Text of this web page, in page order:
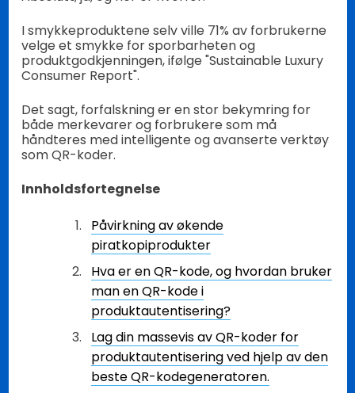
I smykkeproduktene selv ville 71% av forbrukerne
velge et smykke for sporbarheten og
produktgodkjenningen, ifølge "Sustainable Luxury
Consumer Report".
Det sagt, forfalskning er en stor bekymring for
både merkevarer og forbrukere som må
håndteres med intelligente og avanserte verktøy
som QR-koder.
Innholdsfortegnelse
Påvirkning av økende
piratkopiprodukter
Hva er en QR-kode, og hvordan bruker
man en QR-kode i
produktautentisering?
Lag din massevis av QR-koder for
produktautentisering ved hjelp av den
beste QR-kodegeneratoren.